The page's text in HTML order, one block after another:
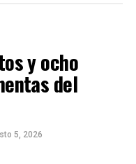
y ocho
del
5, 2026